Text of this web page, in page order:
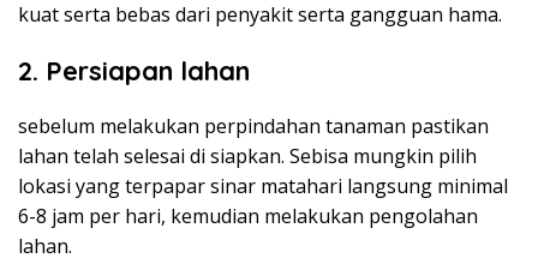
kuat serta bebas dari penyakit serta gangguan hama.
2. Persiapan lahan
sebelum melakukan perpindahan tanaman pastikan
lahan telah selesai di siapkan. Sebisa mungkin pilih
lokasi yang terpapar sinar matahari langsung minimal
6-8 jam per hari, kemudian melakukan pengolahan
lahan.